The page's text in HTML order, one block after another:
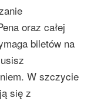
oraz całej
biletów na
W szczycie
się z